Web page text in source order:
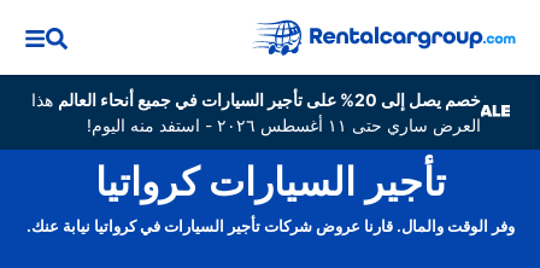
خصم يصل إلى 20% على تأجير السيارات في جميع أنحاء العالم
هذا
العرض ساري حتى ١١ أغسطس ٢٠٢٦ - استفد منه اليوم!
تأجير السيارات كرواتيا
وفر الوقت والمال. قارنا عروض شركات تأجير السيارات في كرواتيا نيابة عنك.